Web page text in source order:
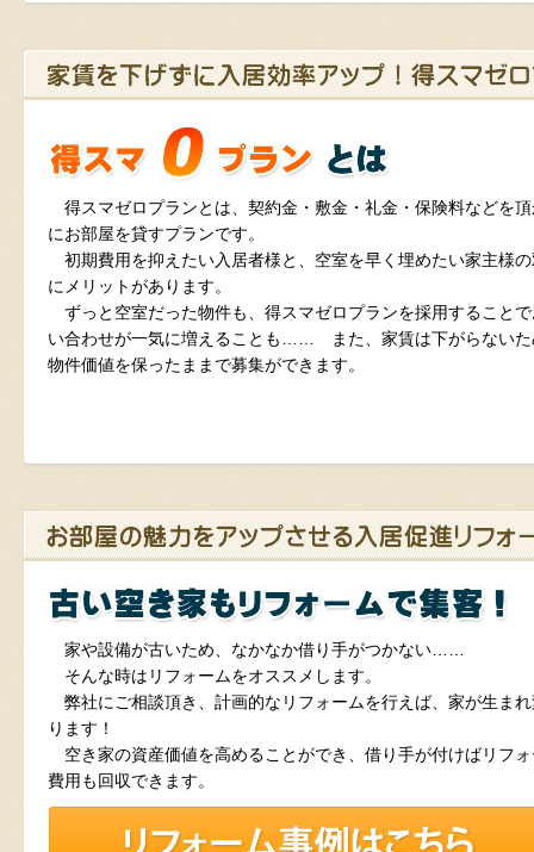
得スマゼロプランとは、契約金・敷金・礼金・保険料などを
にお部屋を貸すプランです。
初期費用を抑えたい入居者様と、空室を早く埋めたい家主様
にメリットがあります。
ずっと空室だった物件も、得スマゼロプランを採用すること
い合わせが一気に増えることも…… また、家賃は下がらないた
物件価値を保ったままで募集ができます。
家や設備が古いため、なかなか借り手がつかない……
そんな時はリフォームをオススメします。
弊社にご相談頂き、計画的なリフォームを行えば、家が生ま
ります！
空き家の資産価値を高めることができ、借り手が付けばリフ
費用も回収できます。